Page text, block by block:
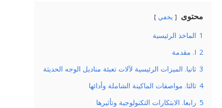
محتوى يخفي
1 الماخذ الرئيسية
2 I. مقدمة
3 ثانيا. الميزات الرئيسية لآلات تعبئة مناديل الوجه الحديثة
4 ثالثا. مواصفات الماكينة الشاملة وأدائها
5 رابعا. الابتكارات التكنولوجية وتأثيرها